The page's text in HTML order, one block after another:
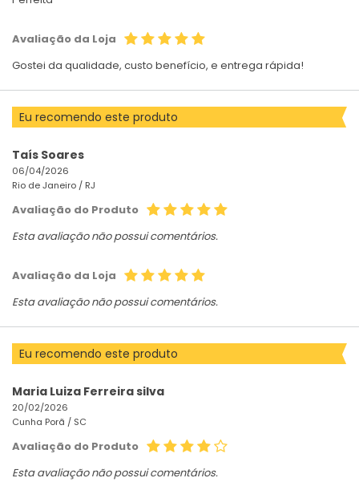
Avaliação da Loja
Gostei da qualidade, custo benefício, e entrega rápida!
Eu recomendo este produto
Taís Soares
06/04/2026
Rio de Janeiro / RJ
Avaliação do Produto
Esta avaliação não possui comentários.
Avaliação da Loja
Esta avaliação não possui comentários.
Eu recomendo este produto
Maria Luiza Ferreira silva
20/02/2026
Cunha Porã / SC
Avaliação do Produto
Esta avaliação não possui comentários.